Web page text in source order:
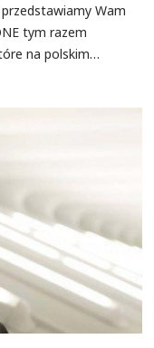
Wam
tym razem
na polskim…